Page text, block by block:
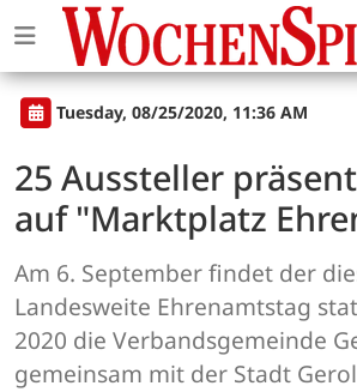
Tuesday, 08/25/2020, 11:36 AM
25 Aussteller
auf "Marktplatz
Am 6. September findet der
Landesweite Ehrenamtstag
2020 die Verbandsgemeinde
gemeinsam mit der Stadt